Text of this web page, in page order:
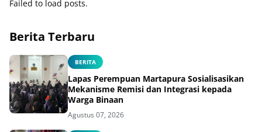
Failed to load posts.
Berita Terbaru
BERITA
Lapas Perempuan Martapura Sosialisasikan
Mekanisme Remisi dan Integrasi kepada
Warga Binaan
Agustus 07, 2026